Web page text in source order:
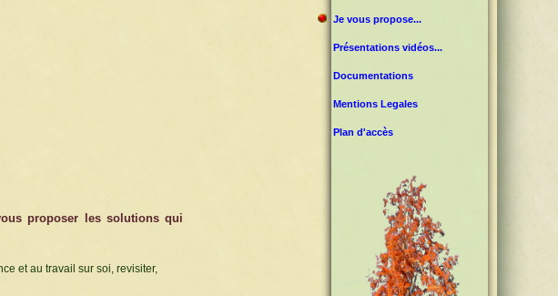
proposer les solutions qui
et au travail sur soi, revisiter,
Je vous propose...
Présentations vidéos...
Documentations
Mentions Legales
Plan d'accès